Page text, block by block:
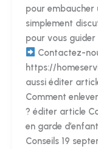
pour embaucher
simplement
pour vous
Contactez-
https://
aussi éditer
Comment
? éditer article
en garde
Conseils 19